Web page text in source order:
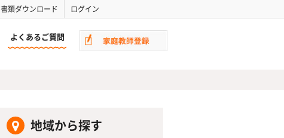
書類ダウンロード ログイン
よくあるご質問
地域から探す